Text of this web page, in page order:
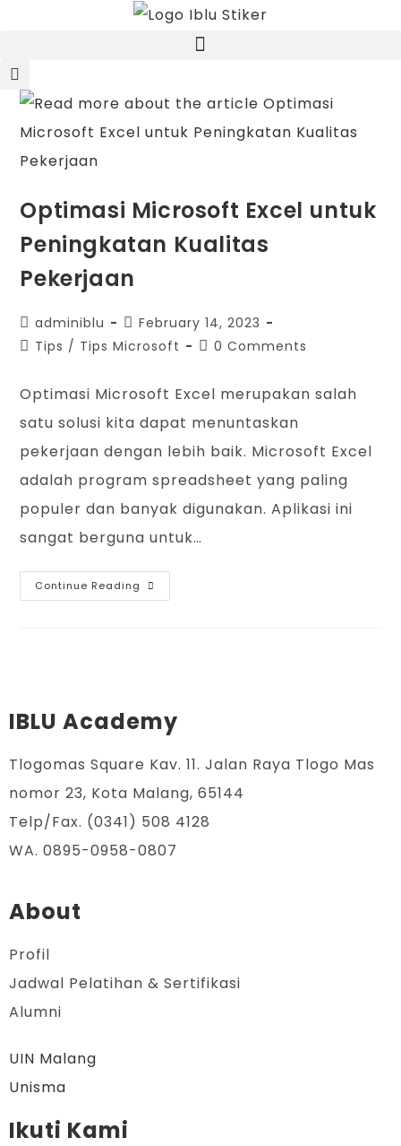
Optimasi Microsoft Excel untuk
Peningkatan Kualitas
Pekerjaan
adminiblu
February 14, 2023
Tips / Tips Microsoft 0 Comments
Optimasi Microsoft Excel merupakan salah
satu solusi kita dapat menuntaskan
pekerjaan dengan lebih baik. Microsoft Excel
adalah program spreadsheet yang paling
populer dan banyak digunakan. Aplikasi ini
sangat berguna untuk…
Continue Reading
IBLU Academy
Tlogomas Square Kav. 11. Jalan Raya Tlogo Mas
nomor 23, Kota Malang, 65144
Telp/Fax. (0341) 508 4128
WA. 0895-0958-0807
About
Profil
Jadwal Pelatihan & Sertifikasi
Alumni
UIN Malang
Unisma
Ikuti Kami